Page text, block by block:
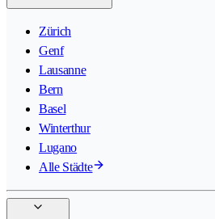
Zürich
Genf
Lausanne
Bern
Basel
Winterthur
Lugano
Alle Städte